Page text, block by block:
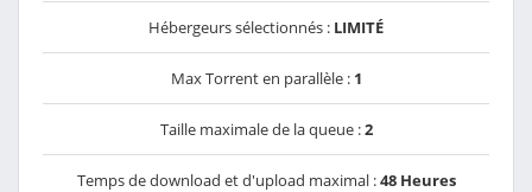
Hébergeurs sélectionnés : LIMITÉ
Max Torrent en parallèle : 1
Taille maximale de la queue :2
Temps de download et d'upload maximal :48 Heures